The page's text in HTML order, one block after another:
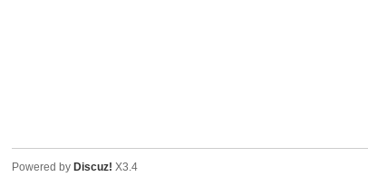
Powered by Discuz! X3.4